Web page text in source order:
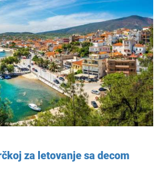
za letovanje sa decom